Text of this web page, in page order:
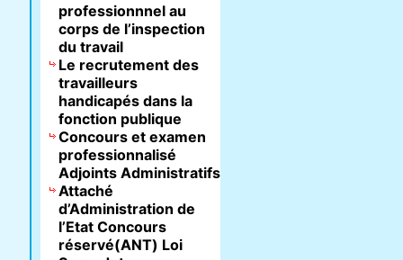
professionnnel au
corps de l’inspection
du travail
Le recrutement des
travailleurs
handicapés dans la
fonction publique
Concours et examen
professionnalisé
Adjoints Administratifs
Attaché
d’Administration de
l’Etat Concours
réservé(ANT) Loi